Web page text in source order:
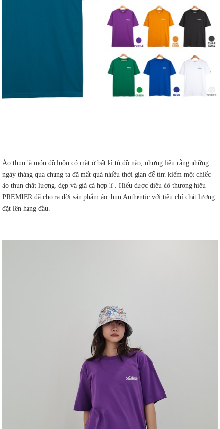
Áo thun là món đồ luôn có mặt ở bất kì tủ đồ nào, nhưng liệu rằng những
ngày tháng qua chúng ta đã mất quá nhiều thời gian để tìm kiếm một chiếc
áo thun chất lượng, đẹp và giá cả hợp lí . Hiểu được điều đó thương hiêu
PREMIER đã cho ra đời sản phẩm áo thun Authentic với tiêu chí chất lượng
đặt lên hàng đầu.